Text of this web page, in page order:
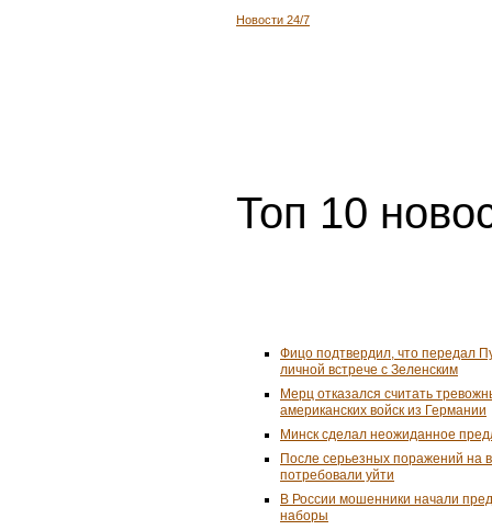
Новости 24/7
Топ 10
Фицо подтвердил, что передал
личной встрече с Зеленским
Мерц отказался считать
американских войск из Германии
Минск сделал неожиданное
После серьезных поражений на
потребовали уйти
В России мошенники начали
наборы